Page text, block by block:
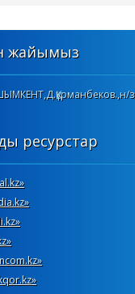
жайымыз
з
ресурстар